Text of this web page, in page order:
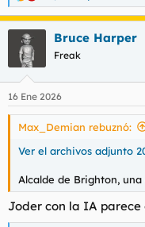
e
a
e
s
Bruce Harper
Freak
16 Ene 2026
Max_Demian rebuznó:
Ver el archivos adjunto
Alcalde de Brighton,
Joder con la IA